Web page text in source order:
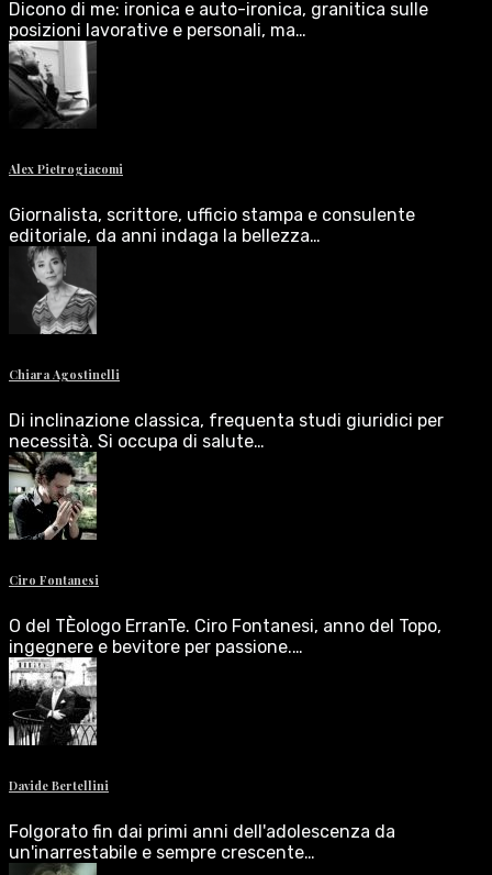
Dicono di me: ironica e auto-ironica, granitica sulle
posizioni lavorative e personali, ma…
Alex Pietrogiacomi
Giornalista, scrittore, ufficio stampa e consulente
editoriale, da anni indaga la bellezza…
Chiara Agostinelli
Di inclinazione classica, frequenta studi giuridici per
necessità. Si occupa di salute…
Ciro Fontanesi
O del TÈologo ErranTe. Ciro Fontanesi, anno del Topo,
ingegnere e bevitore per passione.…
Davide Bertellini
Folgorato fin dai primi anni dell'adolescenza da
un'inarrestabile e sempre crescente…